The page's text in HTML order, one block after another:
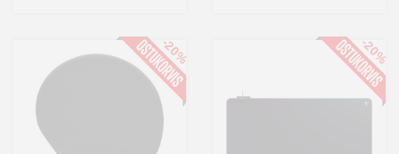
-20% -20%